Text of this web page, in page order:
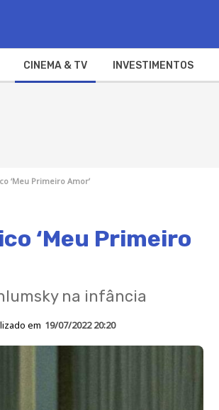
CINEMA & TV INVESTIMENTOS
‘Meu Primeiro Amor’
‘Meu Primeiro
na infância
em 19/07/2022 20:20